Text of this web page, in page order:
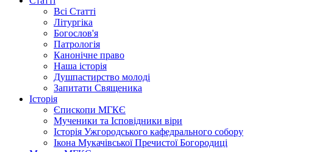
Всі Статті
Літургіка
Богослов'я
Патрологія
Канонічне право
Наша історія
Душпастирство молоді
Запитати Священика
Історія
Єпископи МГКЄ
Мученики та Ісповідники віри
Історія Ужгородського кафедрального собору
Ікона Мукачівської Пречистої Богородиці